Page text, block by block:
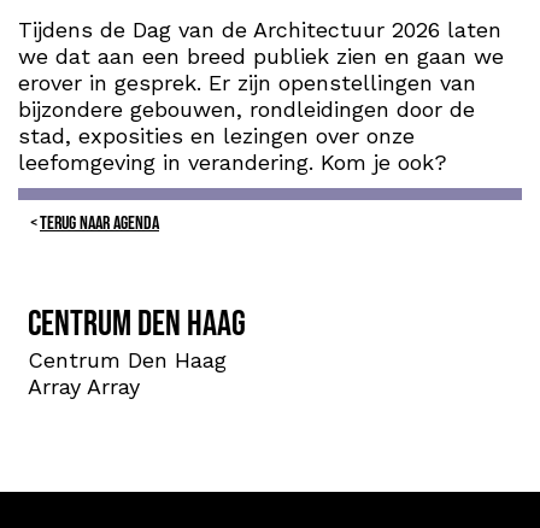
Tijdens de Dag van de Architectuur 2026 laten
we dat aan een breed publiek zien en gaan we
erover in gesprek. Er zijn openstellingen van
bijzondere gebouwen, rondleidingen door de
stad, exposities en lezingen over onze
leefomgeving in verandering. Kom je ook?
TERUG NAAR AGENDA
Centrum Den Haag
Centrum Den Haag
Array Array